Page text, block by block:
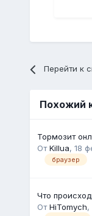
Перейти к
Похожий
Тормозит
ОтKillua, 18
браузер
Что
ОтHiTomych,